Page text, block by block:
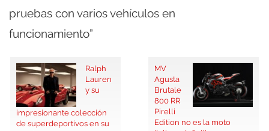
pruebas con varios vehículos en
funcionamiento”
Ralph
Lauren
y su
impresionante colección
de superdeportivos en su
MV
Agusta
Brutale
800 RR
Pirelli
Edition no es la moto